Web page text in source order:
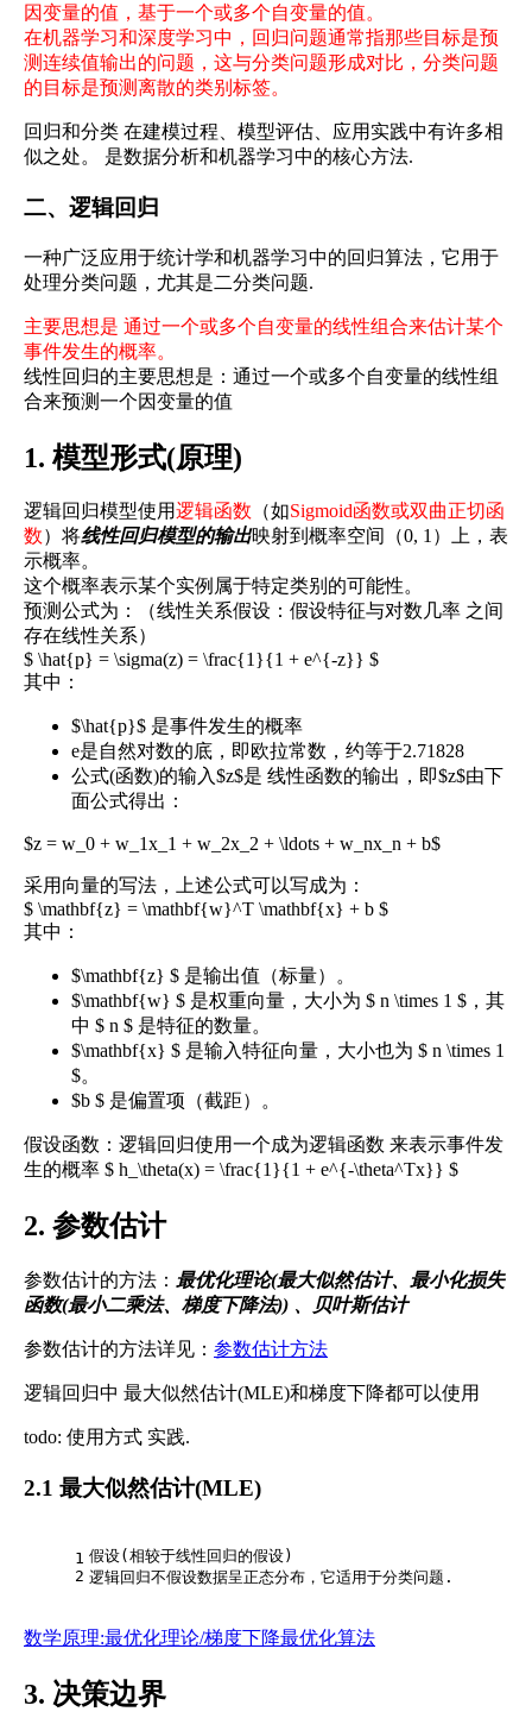
因变量的值，基于一个或多个自变量的值。
在机器学习和深度学习中，回归问题通常指那些目标是预
测连续值输出的问题，这与分类问题形成对比，分类问题
的目标是预测离散的类别标签。
回归和分类 在建模过程、模型评估、应用实践中有许多相
似之处。 是数据分析和机器学习中的核心方法.
二、逻辑回归
一种广泛应用于统计学和机器学习中的回归算法，它用于
处理分类问题，尤其是二分类问题.
主要思想是 通过一个或多个自变量的线性组合来估计某个
事件发生的概率。
线性回归的主要思想是：通过一个或多个自变量的线性组
合来预测一个因变量的值
1. 模型形式(原理)
逻辑回归模型使用逻辑函数 （如Sigmoid函数或双曲正切函
数）将线性回归模型的输出映射到概率空间（0, 1）上，表
示概率。
这个概率表示某个实例属于特定类别的可能性。
预测公式为：（线性关系假设：假设特征与对数几率 之间
存在线性关系）
$ \hat{p} = \sigma(z) = \frac{1}{1 + e^{-z}} $
其中：
$\hat{p}$ 是事件发生的概率
e是自然对数的底，即欧拉常数，约等于2.71828
公式(函数)的输入$z$是 线性函数的输出，即$z$由下
面公式得出：
$z = w_0 + w_1x_1 + w_2x_2 + \ldots + w_nx_n + b$
采用向量的写法，上述公式可以写成为：
$ \mathbf{z} = \mathbf{w}^T \mathbf{x} + b $
其中：
$\mathbf{z} $ 是输出值（标量）。
$\mathbf{w} $ 是权重向量，大小为 $ n \times 1 $，其
中 $ n $ 是特征的数量。
$\mathbf{x} $ 是输入特征向量，大小也为 $ n \times 1
$。
$b $ 是偏置项（截距）。
假设函数：逻辑回归使用一个成为逻辑函数 来表示事件发
生的概率 $ h_\theta(x) = \frac{1}{1 + e^{-\theta^Tx}} $
2. 参数估计
参数估计的方法： 最优化理论(最大似然估计、最小化损失
函数(最小二乘法、梯度下降法)) 、贝叶斯估计
参数估计的方法详见： 参数估计方法
逻辑回归中 最大似然估计(MLE)和梯度下降都可以使用
todo: 使用方式 实践.
2.1 最大似然估计(MLE)
1
2
假设(相较于线性回归的假设)
逻辑回归不假设数据呈正态分布，它适用于分类问题.
数学原理:最优化理论/梯度下降最优化算法
3. 决策边界